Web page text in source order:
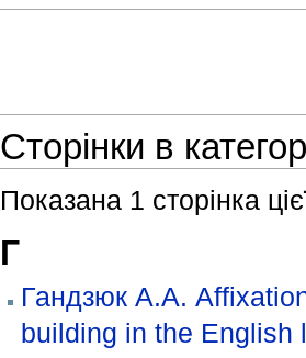
Сторінки в
Показана 1 сторінка
Г
Гандзюк А.А.
building in the English